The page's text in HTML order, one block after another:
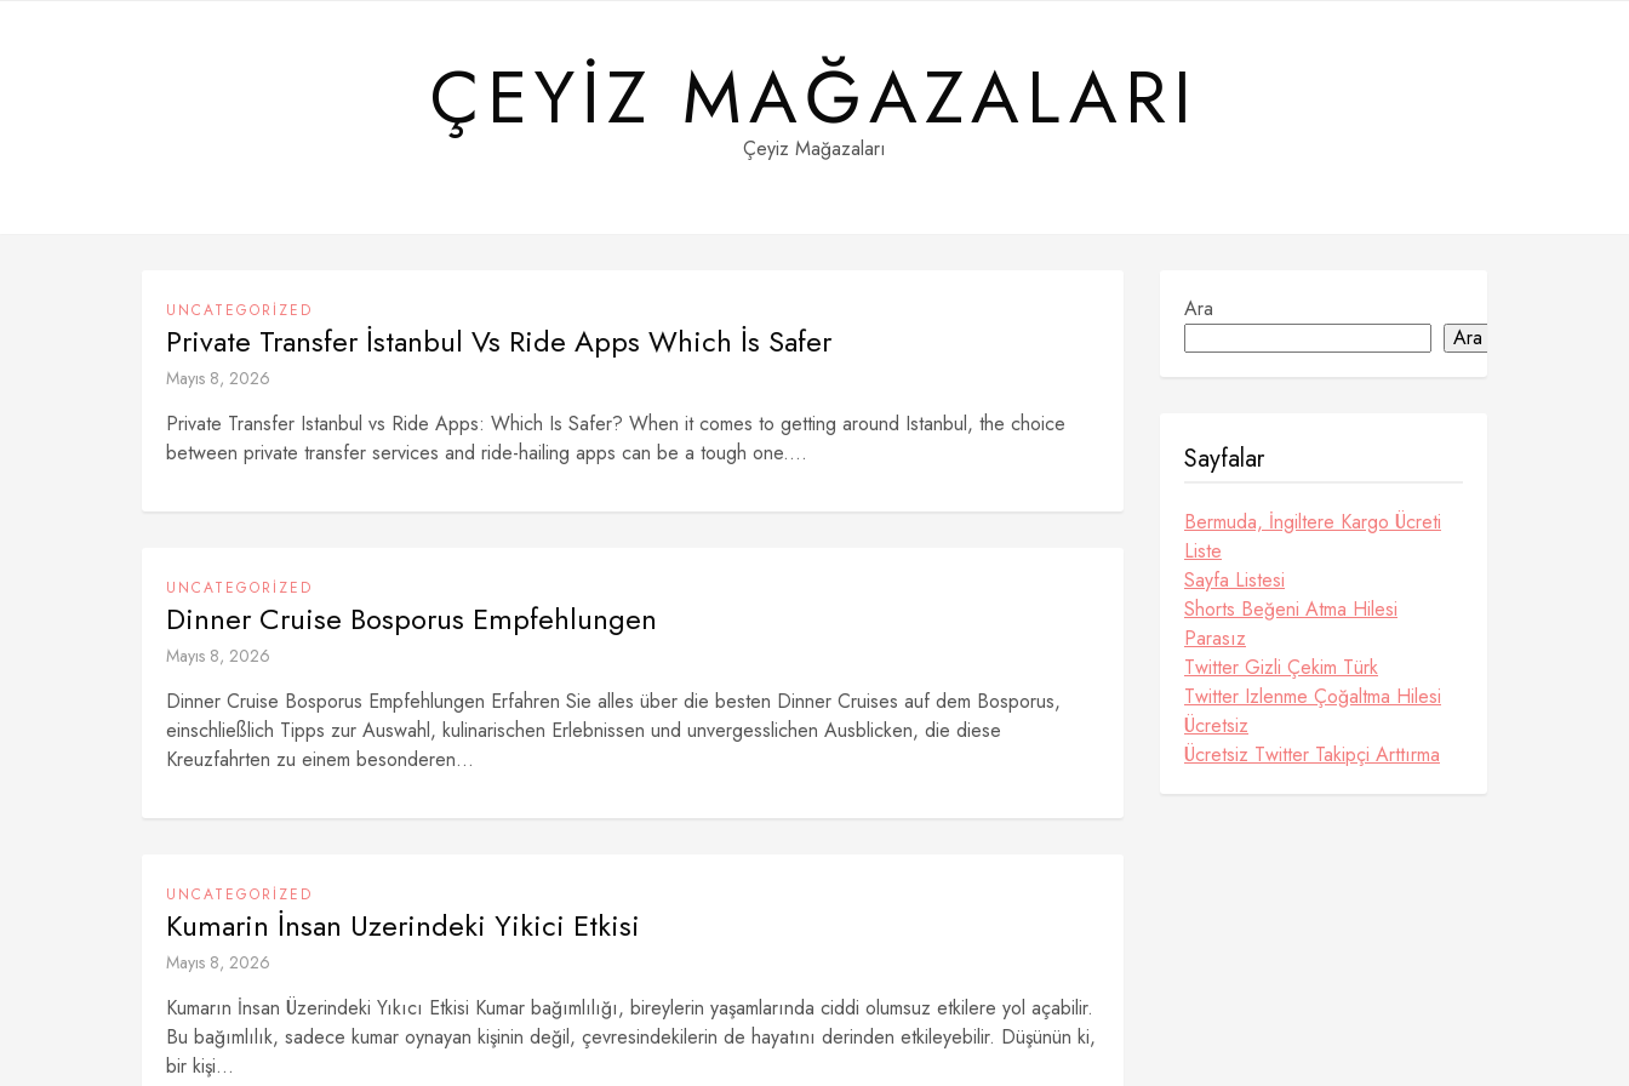
ÇEYIZ MAĞAZALARI
Çeyiz Mağazaları
UNCATEGORIZED
Private Transfer İstanbul Vs Ride Apps Which İs Safer
Mayıs 8, 2026
Private Transfer Istanbul vs Ride Apps: Which Is Safer? When it comes to getting around Istanbul, the choice
between private transfer services and ride-hailing apps can be a tough one....
UNCATEGORIZED
Dinner Cruise Bosporus Empfehlungen
Mayıs 8, 2026
Dinner Cruise Bosporus Empfehlungen Erfahren Sie alles über die besten Dinner Cruises auf dem Bosporus,
einschließlich Tipps zur Auswahl, kulinarischen Erlebnissen und unvergesslichen Ausblicken, die diese
Kreuzfahrten zu einem besonderen...
UNCATEGORIZED
Kumarin İnsan Uzerindeki Yikici Etkisi
Mayıs 8, 2026
Kumarın İnsan Üzerindeki Yıkıcı Etkisi Kumar bağımlılığı, bireylerin yaşamlarında ciddi olumsuz etkilere yol açabilir.
Bu bağımlılık, sadece kumar oynayan kişinin değil, çevresindekilerin de hayatını derinden etkileyebilir. Düşünün ki,
bir kişi...
Ara
Ara
Sayfalar
Bermuda, İngiltere Kargo Ücreti
Liste
Sayfa Listesi
Shorts Beğeni Atma Hilesi
Parasız
Twitter Gizli Çekim Türk
Twitter Izlenme Çoğaltma Hilesi
Ücretsiz
Ücretsiz Twitter Takipçi Arttırma